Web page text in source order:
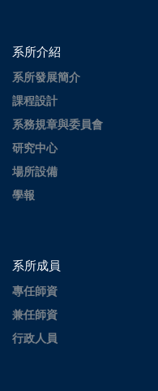
系所介紹
系所發展簡介
課程設計
系務規章與委員會
研究中心
場所設備
學報
系所成員
專任師資
兼任師資
行政人員